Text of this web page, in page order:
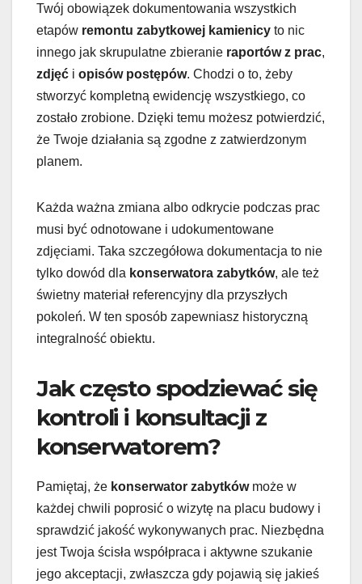
Twój obowiązek dokumentowania wszystkich
etapów remontu zabytkowej kamienicy to nic
innego jak skrupulatne zbieranie raportów z prac,
zdjęć i opisów postępów. Chodzi o to, żeby
stworzyć kompletną ewidencję wszystkiego, co
zostało zrobione. Dzięki temu możesz potwierdzić,
że Twoje działania są zgodne z zatwierdzonym
planem.
Każda ważna zmiana albo odkrycie podczas prac
musi być odnotowane i udokumentowane
zdjęciami. Taka szczegółowa dokumentacja to nie
tylko dowód dla konserwatora zabytków, ale też
świetny materiał referencyjny dla przyszłych
pokoleń. W ten sposób zapewniasz historyczną
integralność obiektu.
Jak często spodziewać się
kontroli i konsultacji z
konserwatorem?
Pamiętaj, że konserwator zabytkówmoże w
każdej chwili poprosić o wizytę na placu budowy i
sprawdzić jakość wykonywanych prac. Niezbędna
jest Twoja ścisła współpraca i aktywne szukanie
jego akceptacji, zwłaszcza gdy pojawią się jakieś